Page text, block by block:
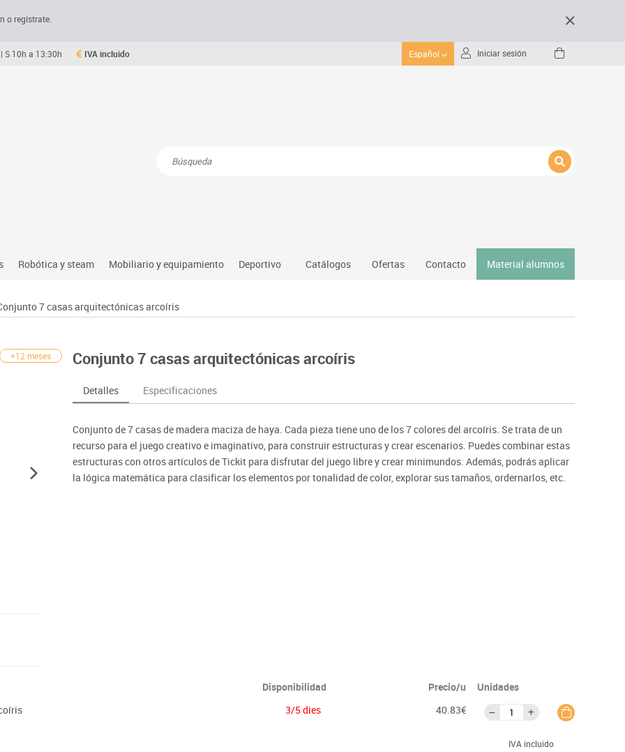
o regístrate.
S 10h a 13:30h IVA incluido Español Iniciar sesión
natural, social y cultural
de mesa
e idiomas
Ordenadores y tablets
Soportes
Videoproyección
Robótica y steam
Robótica educativa
Tinkering
Mobiliario y equipamiento
Mesas comedor plegables y desplegables
Mobiliario oficina y despacho
Mesas escolares, abatibles y polivalentes
Percheros, baldas y taquillas
Sillas, bancos y taburetes
Deportivo
Balones y pelotas
Entrenamiento
Foam
Deportes raqueta
Gimnasia rítmica
Catálogos Ofertas Contacto Material alumnos
7 casas arquitectónicas arcoíris
+12 meses Conjunto 7 casas arquitectónicas arcoíris
Detalles Especificaciones
Conjunto de 7 casas de madera maciza de haya. Cada pieza tiene uno de los 7 colores del arcoíris. Se trata de un
recurso para el juego creativo e imaginativo, para construir estructuras y crear escenarios. Puedes combinar estas
estructuras con otros artículos de Tickit para disfrutar del juego libre y crear minimundos. Además, podrás aplicar
la lógica matemática para clasificar los elementos por tonalidad de color, explorar sus tamaños, ordernarlos, etc.
Disponibilidad Precio/u
Unidades
3/5 dies 40.83€
IVA incluido